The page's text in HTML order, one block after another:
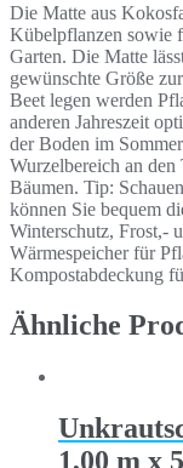
Die Matte aus
Kübelpflanzen sowie
Garten. Die Matte
gewünschte Größe
Beet legen werden
anderen Jahreszeit
der Boden im
Wurzelbereich an den
Bäumen. Tip:
können Sie bequem
Winterschutz, Frost,-
Wärmespeicher für
Kompostabdeckung
Ähnliche
1,00 m x